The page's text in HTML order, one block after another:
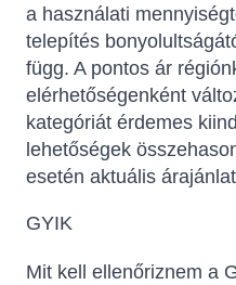
a használati
telepítés
függ. A pontos ár
elérhetőségenként
kategóriát érdemes
lehetőségek
esetén aktuális
GYIK
Mit kell ellenőriznem a